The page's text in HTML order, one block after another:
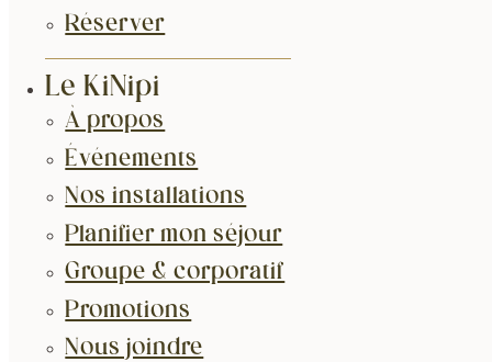
Réserver
Le KiNipi
À propos
Événements
Nos installations
Planifier mon séjour
Groupe & corporatif
Promotions
Nous joindre